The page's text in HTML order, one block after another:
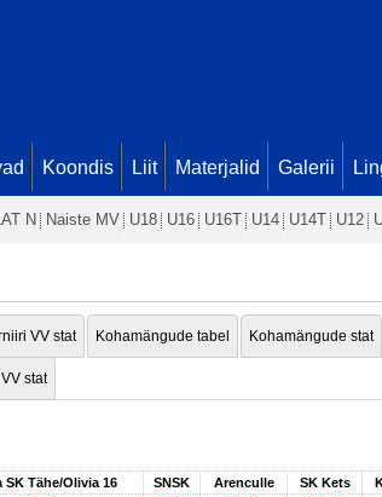
Koondis Liit Materjalid Galerii
N Naiste MV U18 U16 U16T U14 U14T U12
VV stat Kohamängude tabel Kohamängude stat
stat
SK Tähe/Olivia 16 SNSK Arenculle SK Kets